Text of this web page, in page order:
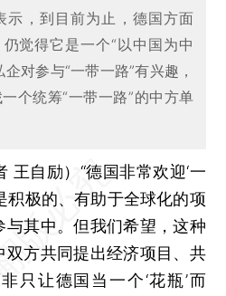
示，到目前为止，德国方面
觉得它是一个“以中国为中
对参与“一带一路”有兴趣，
个统筹“一带一路”的中方单
王自励） “德国非常欢迎‘一
积极的、有助于全球化的项
与其中。但我们希望，这种
方共同提出经济项目、共
只让德国当一个‘花瓶’而